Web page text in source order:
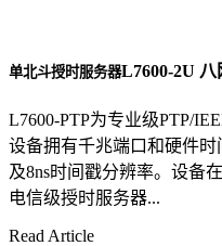
单北斗授时服务器L7600-2U
L7600-PTP为专业级PTP/
设备拥有千兆端口和硬件时
及8ns时间戳分辨率。设备
电信级授时服务器...
Read Article